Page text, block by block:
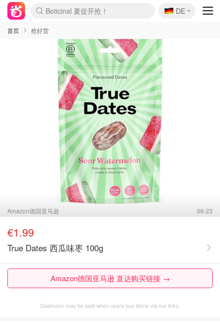
Boticinal 夏促开抢！
4折！lulu周四疯狂上新
还没结束！&OtherStories大促
Joybuy变相75折 随时失效
速领！Stanley独家85折
疑似霸哥！Camper额外叠85折
Zalando 奥莱闪促！每日更新
Moncler反季囤！5折起+叠9折
Coach Brooklyn仅€192
🇩🇪
DE
首页 抢好货
Amazon德国亚马逊 06-23
€1.99
True Dates 西瓜味枣 100g
Amazon德国亚马逊 直达购买链接 →
Dealmoon may be paid when users buy items via our links.